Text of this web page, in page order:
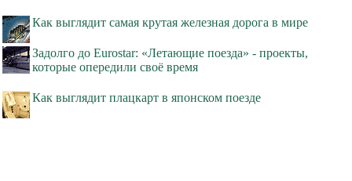
Как выглядит самая крутая железная дорога в мире
Задолго до Eurostar: «Летающие поезда» - проекты,
которые опередили своё время
Как выглядит плацкарт в японском поезде